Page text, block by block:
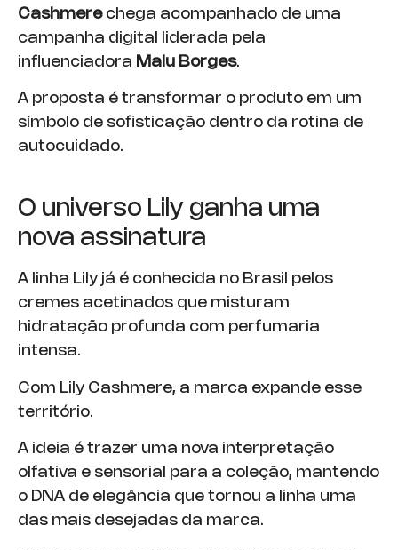
Cashmerechega acompanhado de uma
campanha digital liderada pela
influenciadora Malu Borges.
A proposta é transformar o produto em um
símbolo de sofisticação dentro da rotina de
autocuidado.
O universo Lily ganha uma
nova assinatura
A linha Lily já é conhecida no Brasil pelos
cremes acetinados que misturam
hidratação profunda com perfumaria
intensa.
Com Lily Cashmere, a marca expande esse
território.
A ideia é trazer uma nova interpretação
olfativa e sensorial para a coleção, mantendo
o DNA de elegância que tornou a linha uma
das mais desejadas da marca.